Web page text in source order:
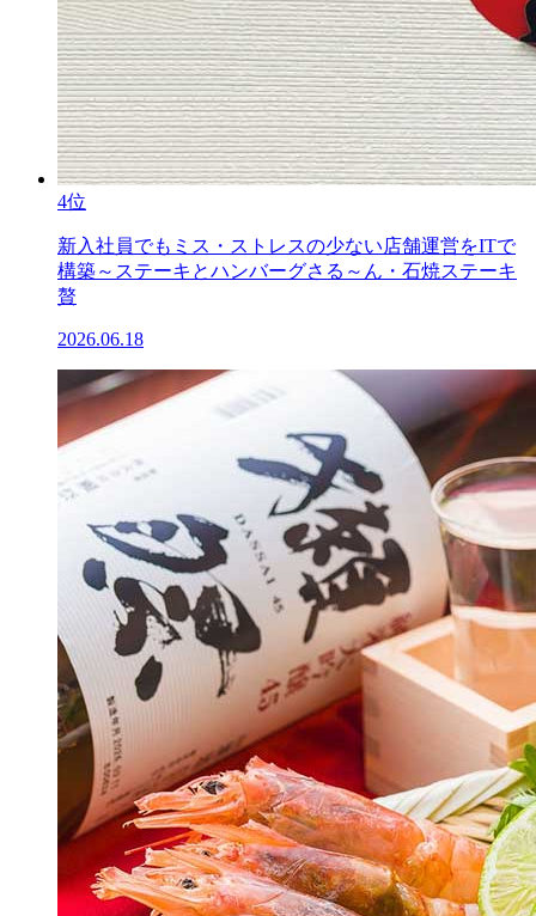
4位
新入社員でもミス・ストレスの少ない店舗運営をITで
構築～ステーキとハンバーグさる～ん・石焼ステーキ
贅
2026.06.18